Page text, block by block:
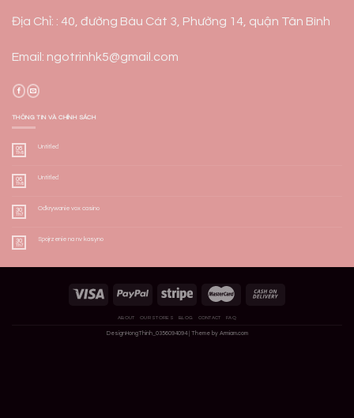
Địa Chỉ: : 40, đường Bàu Cát 3, Phường 14, quận Tân Bình
Email: ngotrinhk5@gmail.com
THÔNG TIN VÀ CHÍNH SÁCH
06
Th8
Untitled
06
Th8
Untitled
30
Th7
Odkrywanie vox casino
30
Th7
Spojrzenie na nv kasyno
ABOUT OUR STORES BLOG CONTACT FAQ
DesignHongThinh_0356094094 | Theme by Armiam.com